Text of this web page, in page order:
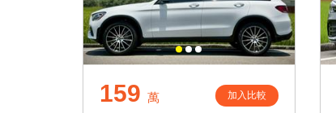
159 萬 加入比較